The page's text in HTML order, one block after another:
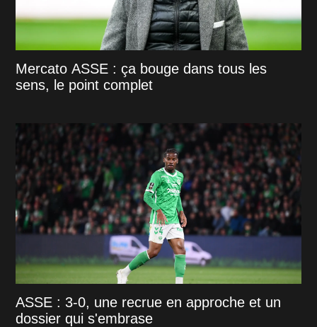
Mercato ASSE : ça bouge dans tous les
sens, le point complet
ASSE : 3-0, une recrue en approche et un
dossier qui s'embrase